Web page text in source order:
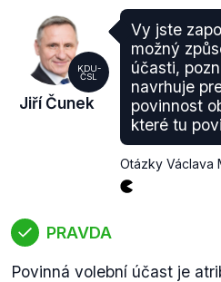
srovnatelný s výsledkem
do počtu mandátů získaly
zastupitelích).
Nově má v kraji vládnout
STAN a ODS. Jde o dva
doplněné stranami, které v
KDU-
ČSL
Jiří Čunek
Vy jste
možný
účasti,
navrhuje
povinnost
které tu
Otázky Václava
PRAVDA
Povinná volební účast je